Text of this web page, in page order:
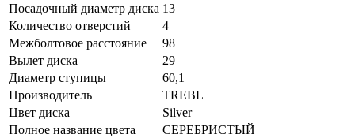
Посадочный диаметр диска 13
Количество отверстий
4
Межболтовое расстояние
98
Вылет диска
29
Диаметр ступицы
60,1
Производитель
TREBL
Цвет диска
Silver
Полное название цвета
СЕРЕБРИСТЫЙ